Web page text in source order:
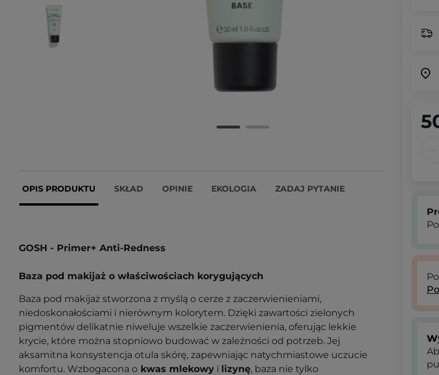
OPIS PRODUKTU SKŁAD OPINIE EKOLOGIA ZADAJ PYTANIE
GOSH - Primer+ Anti-Redness
Baza pod makijaż o właściwościach korygujących
Baza pod makijaż stworzona z myślą o cerze z zaczerwienieniami,
niedoskonałościami i nierównym kolorytem. Dzięki zawartości zielonych
pigmentów delikatnie niweluje wszelkie zaczerwienienia, oferując lekkie
krycie, które można stopniowo budować w zależności od potrzeb. Jej
aksamitna konsystencja otula skórę, zapewniając natychmiastowe uczucie
komfortu. Wzbogacona o kwas mlekowy i lizynę, baza nie tylko